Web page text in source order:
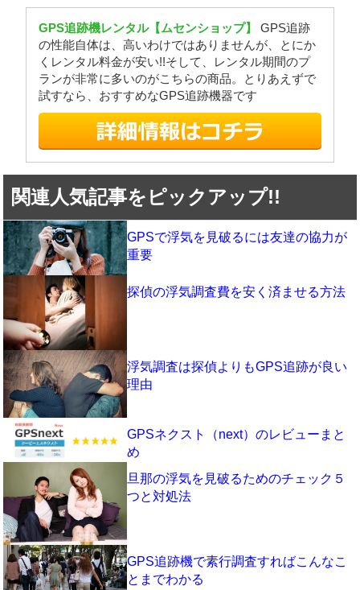
GPS追跡機レンタル【ムセンショップ】
GPS追跡
の性能自体は、高いわけではありませんが、とにか
くレンタル料金が安い!!そして、レンタル期間のプ
ランが非常に多いのがこちらの商品。とりあえずで
試すなら、おすすめなGPS追跡機器です
関連人気記事をピックアップ!!
GPSで浮気を見破るには友達の協力が
重要
探偵の浮気調査費を安く済ませる方法
浮気調査は探偵よりもGPS追跡が良い
理由
GPSネクスト（next）のレビューまと
め
旦那の浮気を見破るためのチェック５
つと対処法
GPS追跡機で素行調査すればこんなこ
とまでわかる